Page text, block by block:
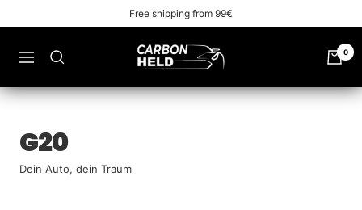
Inhalt
Free shipping from 99€
Navigation
Carbonheld 0
G20
Dein Auto, dein Traum